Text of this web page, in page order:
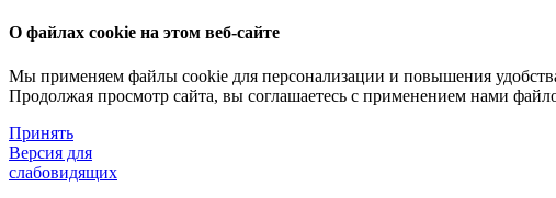
О файлах cookie на этом веб-сайте
Мы применяем файлы cookie для персонализации и повышения
Продолжая просмотр сайта, вы соглашаетесь с применением нами
Принять
Версия для
слабовидящих